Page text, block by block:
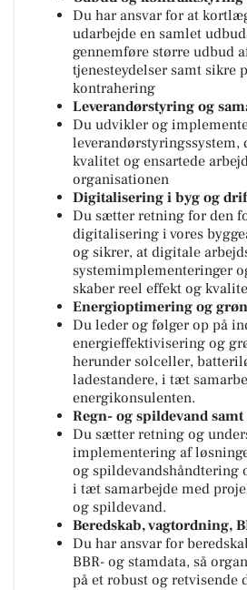
Du har ansvar for at
udarbejde en samlet
gennemføre større udbud
tjenesteydelser samt sikre
kontrahering
Leverandørstyring og
Du udvikler og
leverandørstyringssystem,
kvalitet og ensartede
organisationen
Digitalisering i byg og
Du sætter retning for den
digitalisering i vores
og sikrer, at digitale
systemimplementeringer
skaber reel effekt og
Energioptimering og
Du leder og følger op på
energieffektivisering og
herunder solceller,
ladestandere, i tæt
energikonsulenten.
Regn- og spildevand
Du sætter retning og
implementering af
og
i tæt samarbejde med
og spildevand.
Beredskab, vagtordning,
Du har ansvar for
BBR- og stamdata, så
på et robust og retvisende